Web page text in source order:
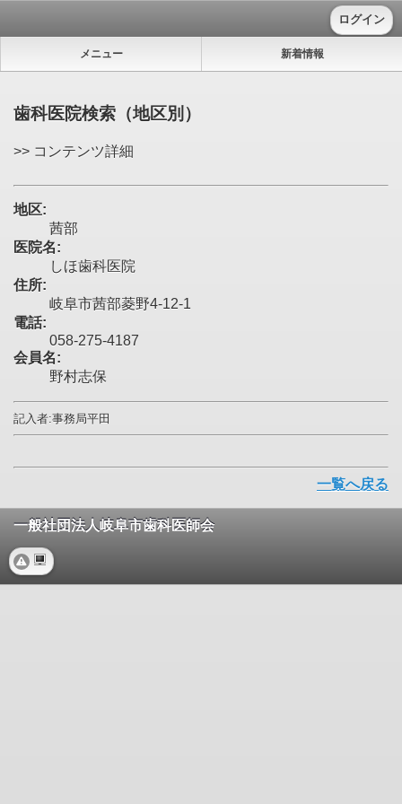
ログイン
メニュー 新着情報
歯科医院検索（地区別）
>> コンテンツ詳細
地区:
茜部
医院名:
しほ歯科医院
住所:
岐阜市茜部菱野4-12-1
電話:
058-275-4187
会員名:
野村志保
記入者:事務局平田
一覧へ戻る
一般社団法人岐阜市歯科医師会